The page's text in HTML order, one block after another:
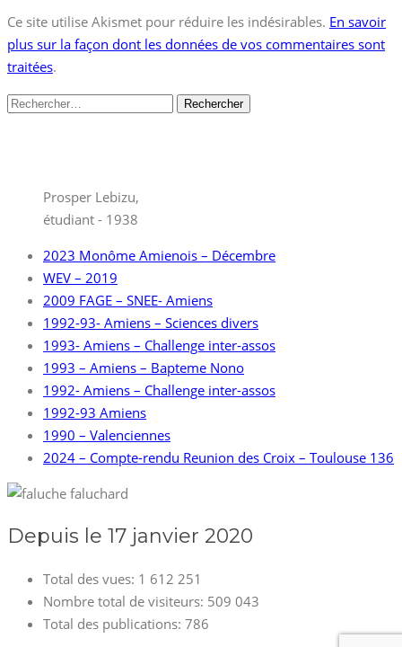
Ce site utilise Akismet pour réduire les indésirables. En savoir
plus sur la façon dont les données de vos commentaires sont
traitées.
Rechercher :
Prosper Lebizu,
étudiant - 1938
2023 Monôme Amienois – Décembre
WEV – 2019
2009 FAGE – SNEE- Amiens
1992-93- Amiens – Sciences divers
1993- Amiens – Challenge inter-assos
1993 – Amiens – Bapteme Nono
1992- Amiens – Challenge inter-assos
1992-93 Amiens
1990 – Valenciennes
2024 – Compte-rendu Reunion des Croix – Toulouse 136
Depuis le 17 janvier 2020
Total des vues: 1 612 251
Nombre total de visiteurs: 509 043
Total des publications: 786